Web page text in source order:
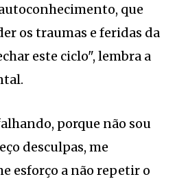
que
os traumas e feridas da
este ciclo", lembra a
porque não sou
desculpas, me
esforço a não repetir o